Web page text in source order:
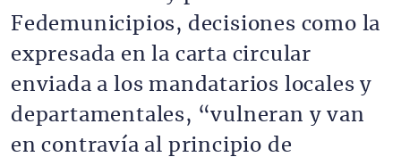
Fedemunicipios, decisiones como la
expresada en la carta circular
enviada a los mandatarios locales y
departamentales, “vulneran y van
en contravía al principio de